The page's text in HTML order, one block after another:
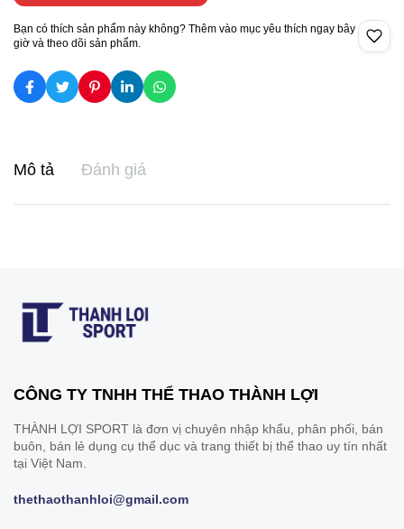
Bạn có thích sản phẩm này không? Thêm vào mục yêu thích ngay bây
giờ và theo dõi sản phẩm.
Mô tả Đánh giá
CÔNG TY TNHH THỂ THAO THÀNH LỢI
THÀNH LỢI SPORT là đơn vị chuyên nhập khẩu, phân phối, bán
buôn, bán lẻ dụng cụ thể dục và trang thiết bị thể thao uy tín nhất
tại Việt Nam.
thethaothanhloi@gmail.com